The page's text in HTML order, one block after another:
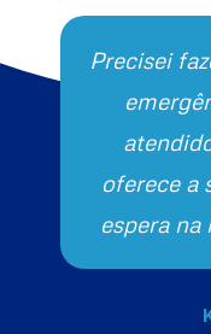
Precisei
oferece a
espera na